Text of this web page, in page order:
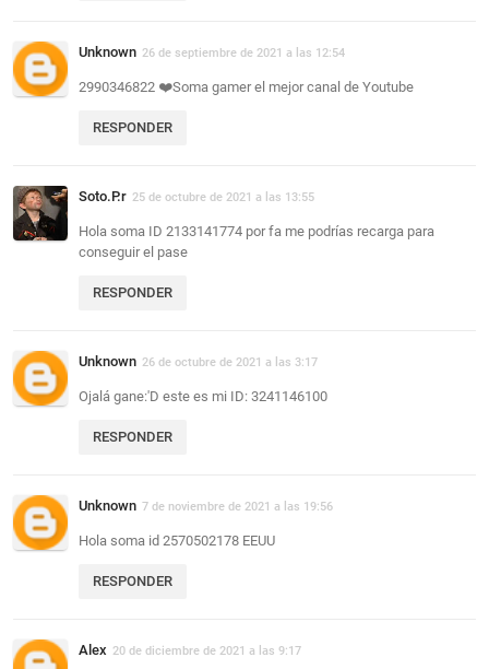
Unknown 26 de septiembre de 2021 a las 12:54
2990346822 ❤️Soma gamer el mejor canal de Youtube
RESPONDER
Soto.P.r 25 de octubre de 2021 a las 13:55
Hola soma ID 2133141774 por fa me podrías recarga para
conseguir el pase
RESPONDER
Unknown 26 de octubre de 2021 a las 3:17
Ojalá gane:'D este es mi ID: 3241146100
RESPONDER
Unknown 7 de noviembre de 2021 a las 19:56
Hola soma id 2570502178 EEUU
RESPONDER
Alex 20 de diciembre de 2021 a las 9:17